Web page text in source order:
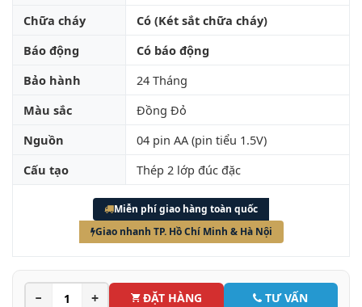
Chữa cháy
Có (Két sắt chữa cháy)
Báo động
Có báo động
Bảo hành
24 Tháng
Màu sắc
Đồng Đỏ
Nguồn
04 pin AA (pin tiểu 1.5V)
Cấu tạo
Thép 2 lớp đúc đặc
Miễn phí giao hàng toàn quốc
Giao nhanh TP. Hồ Chí Minh & Hà Nội
− + ĐẶT HÀNG TƯ VẤN